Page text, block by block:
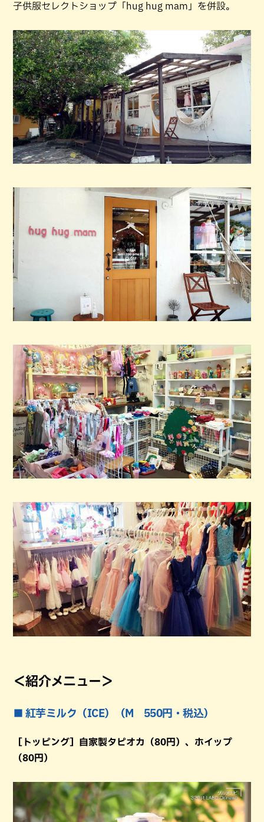
子供服セレクトショップ「hug hug mam」を併設。
＜紹介メニュー＞
■ 紅芋ミルク（ICE）（M 550円・税込）
［トッピング］自家製タピオカ（80円）、ホイップ
（80円）